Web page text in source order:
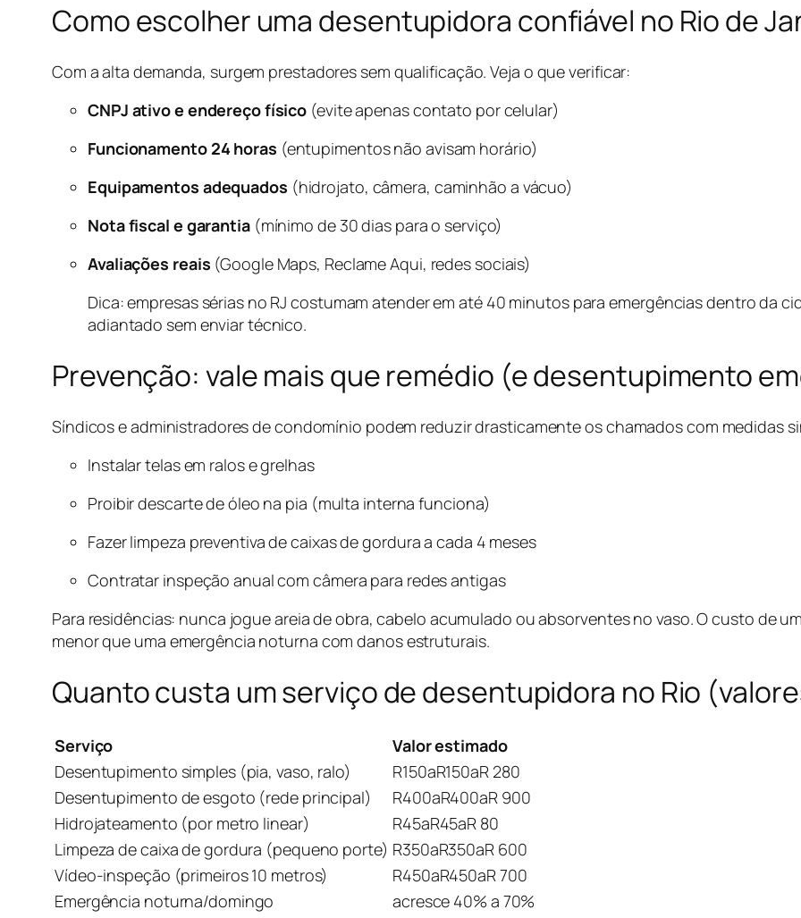
Como escolher uma desentupidora confiável no Rio de
Com a alta demanda, surgem prestadores sem qualificação. Veja o que verificar:
CNPJ ativo e endereço físico (evite apenas contato por celular)
Funcionamento 24 horas (entupimentos não avisam horário)
Equipamentos adequados (hidrojato, câmera, caminhão a vácuo)
Nota fiscal e garantia(mínimo de 30 dias para o serviço)
Avaliações reais (Google Maps, Reclame Aqui, redes sociais)
Dica: empresas sérias no RJ costumam atender em até 40 minutos para emergências dentro da
adiantado sem enviar técnico.
Prevenção: vale mais que remédio (e desentupimento
Síndicos e administradores de condomínio podem reduzir drasticamente os chamados com medidas
Instalar telas em ralos e grelhas
Proibir descarte de óleo na pia (multa interna funciona)
Fazer limpeza preventiva de caixas de gordura a cada 4 meses
Contratar inspeção anual com câmera para redes antigas
Para residências: nunca jogue areia de obra, cabelo acumulado ou absorventes no vaso. O custo de
menor que uma emergência noturna com danos estruturais.
Quanto custa um serviço de desentupidora no Rio
Serviço
Valor estimado
Desentupimento simples (pia, vaso, ralo)
R150aR150aR280
Desentupimento de esgoto (rede principal)
R400aR400aR900
Hidrojateamento (por metro linear)
R45aR45aR 80
Limpeza de caixa de gordura (pequeno porte) R350aR350aR600
Vídeo-inspeção (primeiros 10 metros)
R450aR450aR700
Emergência noturna/domingo
acresce 40% a 70%